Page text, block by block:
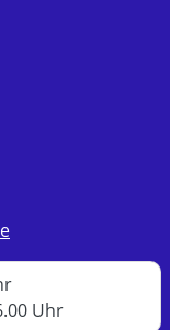
Uhr